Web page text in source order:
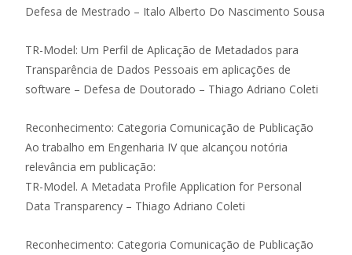
Defesa de Mestrado – Italo Alberto Do Nascimento Sousa
TR-Model: Um Perfil de Aplicação de Metadados para
Transparência de Dados Pessoais em aplicações de
software – Defesa de Doutorado – Thiago Adriano Coleti
Reconhecimento: Categoria Comunicação de Publicação
Ao trabalho em Engenharia IV que alcançou notória
relevância em publicação:
TR-Model. A Metadata Profile Application for Personal
Data Transparency – Thiago Adriano Coleti
Reconhecimento: Categoria Comunicação de Publicação